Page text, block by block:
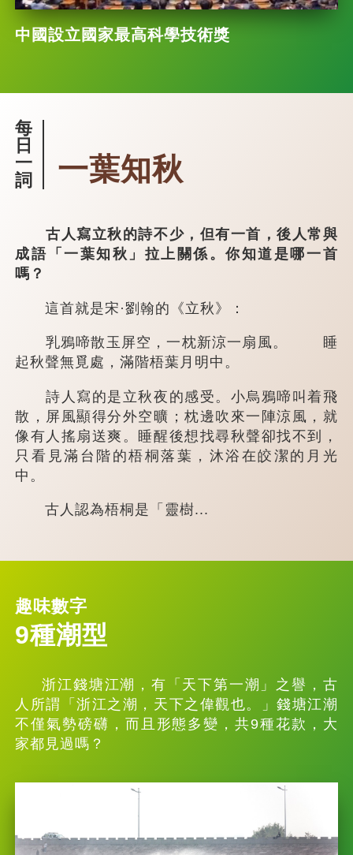
中國設立國家最高科學技術獎
每
日
一
詞
一葉知秋
古人寫立秋的詩不少，但有一首，後人常與
成語「一葉知秋」拉上關係。你知道是哪一首
嗎？
這首就是宋·劉翰的《立秋》：
乳鴉啼散玉屏空，一枕新涼一扇風。 睡
起秋聲無覓處，滿階梧葉月明中。
詩人寫的是立秋夜的感受。小烏鴉啼叫着飛
散，屏風顯得分外空曠；枕邊吹來一陣涼風，就
像有人搖扇送爽。睡醒後想找尋秋聲卻找不到，
只看見滿台階的梧桐落葉，沐浴在皎潔的月光
中。
古人認為梧桐是「靈樹...
趣味數字
9種潮型
浙江錢塘江潮，有「天下第一潮」之譽，古
人所謂「浙江之潮，天下之偉觀也。」錢塘江潮
不僅氣勢磅礴，而且形態多變，共9種花款，大
家都見過嗎？